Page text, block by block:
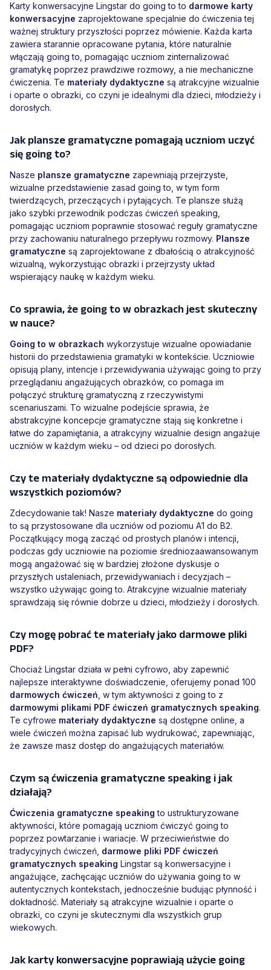
Karty konwersacyjne Lingstar do going to to darmowe karty
konwersacyjne zaprojektowane specjalnie do ćwiczenia tej
ważnej struktury przyszłości poprzez mówienie. Każda karta
zawiera starannie opracowane pytania, które naturalnie
włączają going to, pomagając uczniom zinternalizować
gramatykę poprzez prawdziwe rozmowy, a nie mechaniczne
ćwiczenia. Te materiały dydaktyczne są atrakcyjne wizualnie
i oparte o obrazki, co czyni je idealnymi dla dzieci, młodzieży i
dorosłych.
Jak plansze gramatyczne pomagają uczniom uczyć
się going to?
Nasze plansze gramatyczne zapewniają przejrzyste,
wizualne przedstawienie zasad going to, w tym form
twierdzących, przeczących i pytających. Te plansze służą
jako szybki przewodnik podczas ćwiczeń speaking,
pomagając uczniom poprawnie stosować reguły gramatyczne
przy zachowaniu naturalnego przepływu rozmowy. Plansze
gramatyczne są zaprojektowane z dbałością o atrakcyjność
wizualną, wykorzystując obrazki i przejrzysty układ
wspierający naukę w każdym wieku.
Co sprawia, że going to w obrazkach jest skuteczny
w nauce?
Going to w obrazkach wykorzystuje wizualne opowiadanie
historii do przedstawienia gramatyki w kontekście. Uczniowie
opisują plany, intencje i przewidywania używając going to przy
przeglądaniu angażujących obrazków, co pomaga im
połączyć strukturę gramatyczną z rzeczywistymi
scenariuszami. To wizualne podejście sprawia, że
abstrakcyjne koncepcje gramatyczne stają się konkretne i
łatwe do zapamiętania, a atrakcyjny wizualnie design angażuje
uczniów w każdym wieku – od dzieci po dorosłych.
Czy te materiały dydaktyczne są odpowiednie dla
wszystkich poziomów?
Zdecydowanie tak! Nasze materiały dydaktyczne do going
to są przystosowane dla uczniów od poziomu A1 do B2.
Początkujący mogą zacząć od prostych planów i intencji,
podczas gdy uczniowie na poziomie średniozaawansowanym
mogą angażować się w bardziej złożone dyskusje o
przyszłych ustaleniach, przewidywaniach i decyzjach –
wszystko używając going to. Atrakcyjne wizualnie materiały
sprawdzają się równie dobrze u dzieci, młodzieży i dorosłych.
Czy mogę pobrać te materiały jako darmowe pliki
PDF?
Chociaż Lingstar działa w pełni cyfrowo, aby zapewnić
najlepsze interaktywne doświadczenie, oferujemy ponad 100
darmowych ćwiczeń, w tym aktywności z going to z
darmowymi plikami PDF ćwiczeń gramatycznych speaking.
Te cyfrowe materiały dydaktyczne są dostępne online, a
wiele ćwiczeń można zapisać lub wydrukować, zapewniając,
że zawsze masz dostęp do angażujących materiałów.
Czym są ćwiczenia gramatyczne speaking i jak
działają?
Ćwiczenia gramatyczne speaking to ustrukturyzowane
aktywności, które pomagają uczniom ćwiczyć going to
poprzez powtarzanie i wariacje. W przeciwieństwie do
tradycyjnych ćwiczeń, darmowe pliki PDF ćwiczeń
gramatycznych speaking Lingstar są konwersacyjne i
angażujące, zachęcając uczniów do używania going to w
autentycznych kontekstach, jednocześnie budując płynność i
dokładność. Materiały są atrakcyjne wizualnie i oparte o
obrazki, co czyni je skutecznymi dla wszystkich grup
wiekowych.
Jak karty konwersacyjne poprawiają użycie going